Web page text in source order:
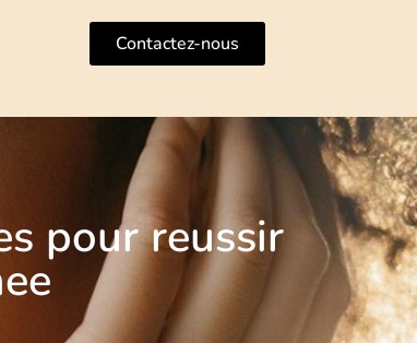
Contactez-nous
pour reussir